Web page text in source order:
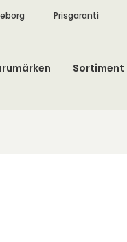
Prisgaranti
Sortiment